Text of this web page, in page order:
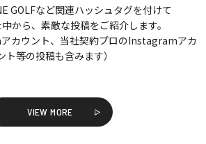
GOLFなど関連ハッシュタグを付けて
から、素敵な投稿をご紹介します。
カウント、当社契約プロのInstagramアカ
ト等の投稿も含みます）
VIEW MORE